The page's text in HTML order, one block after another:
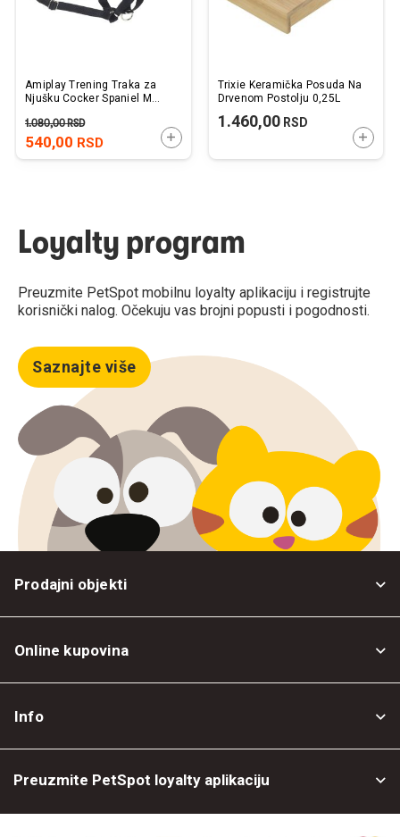
Amiplay Trening Traka za
Njušku Cocker Spaniel M
2cm
540,00 RSD
1.080,00RSD
DODAJTE U KORPU
Trixie Keramička Posuda Na
Drvenom Postolju 0,25L
1.460,00RSD
Loyalty program
Preuzmite PetSpot mobilnu loyalty aplikaciju i registrujte
korisnički nalog. Očekuju vas brojni popusti i pogodnosti.
Saznajte više
Prodajni objekti
Online kupovina
Info
Preuzmite PetSpot loyalty aplikaciju